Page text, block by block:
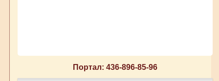
Портал: 436-896-85-96